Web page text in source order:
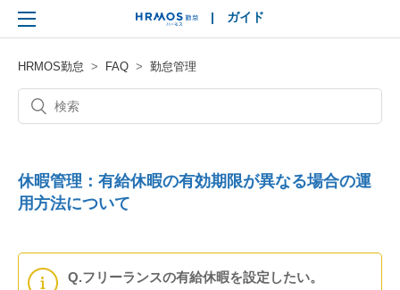
HRMOS
| ガイド
HRMOS勤怠 FAQ 勤怠管理
休暇管理：有給休暇の有効期限が異なる場合の運
用方法について
Q.フリーランスの有給休暇を設定したい。